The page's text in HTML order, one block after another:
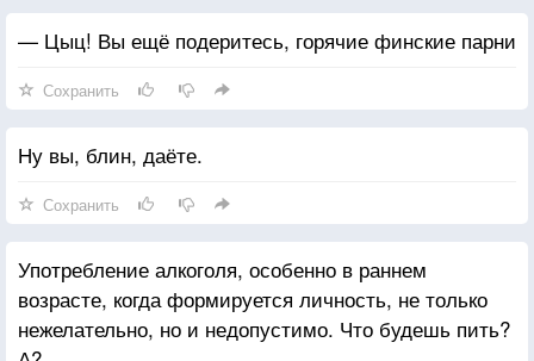
— Цыц! Вы ещё подеритесь, горячие финские парни
Сохранить
Ну вы, блин, даёте.
Сохранить
Употребление алкоголя, особенно в раннем
возрасте, когда формируется личность, не только
нежелательно, но и недопустимо. Что будешь пить?